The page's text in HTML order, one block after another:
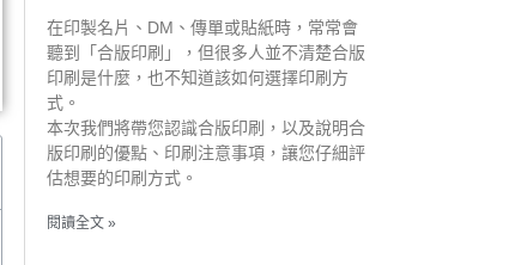
在印製名片、DM、傳單或貼紙時，常常會
聽到「合版印刷」，但很多人並不清楚合版
印刷是什麼，也不知道該如何選擇印刷方
式。
本次我們將帶您認識合版印刷，以及說明合
版印刷的優點、印刷注意事項，讓您仔細評
估想要的印刷方式。
閱讀全文 »